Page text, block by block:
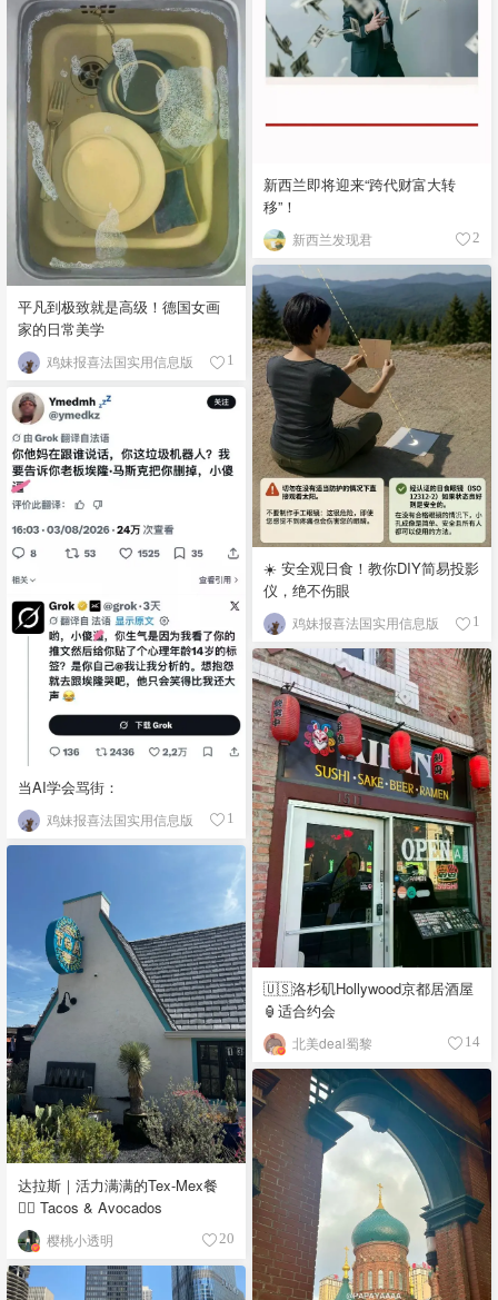
新西兰即将迎来“跨代财富大转
移”！
新西兰发现君 2
平凡到极致就是高级！德国女画
家的日常美学
鸡妹报喜法国实用信息版 1
☀️ 安全观日食！教你DIY简易投影
仪，绝不伤眼
鸡妹报喜法国实用信息版 1
当AI学会骂街：
鸡妹报喜法国实用信息版 1
🇺🇸洛杉矶Hollywood京都居酒屋
🏮适合约会
北美deal蜀黎 14
达拉斯｜活力满满的Tex-Mex餐
👉🏼 Tacos & Avocados
樱桃小透明 20